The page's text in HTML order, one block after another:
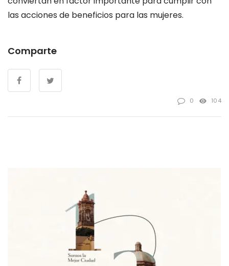
las acciones de beneficios para las mujeres.
Comparte
0 104